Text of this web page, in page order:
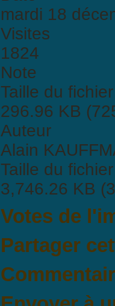
mardi 18
Visites
1824
Note
Taille du fichier
296.96 KB
Auteur
Alain
Taille du
3,746.26 KB
Votes de
Partager